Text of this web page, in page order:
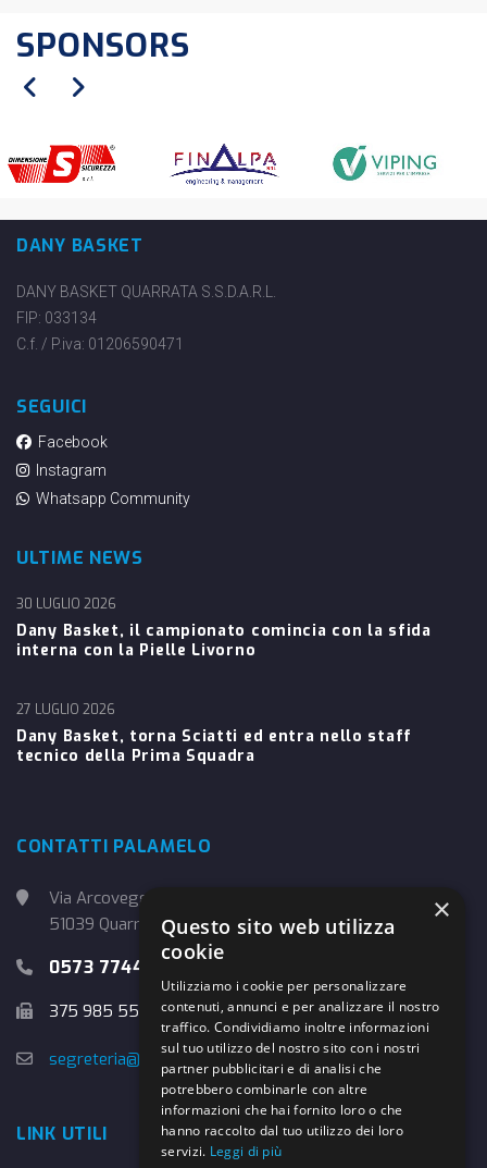
SPONSORS
DANY BASKET
DANY BASKET QUARRATA S.S.D.A.R.L.
FIP: 033134
C.f. / P.iva: 01206590471
SEGUICI
Facebook
Instagram
Whatsapp Community
ULTIME NEWS
Dany Basket, il campionato comincia con la sfida
interna con la Pielle Livorno
30 LUGLIO 2026
Dany Basket, torna Sciatti ed entra nello staff
tecnico della Prima Squadra
27 LUGLIO 2026
CONTATTI PALAMELO
Via Arcoveggio, 4
51039 Quarrata (PT)
0573 774457
375 985 5526
segreteria@danybasket.it
LINK UTILI
×
Questo sito web utilizza
cookie
Utilizziamo i cookie per personalizzare
contenuti, annunci e per analizzare il nostro
traffico. Condividiamo inoltre informazioni
sul tuo utilizzo del nostro sito con i nostri
partner pubblicitari e di analisi che
potrebbero combinarle con altre
informazioni che hai fornito loro o che
hanno raccolto dal tuo utilizzo dei loro
servizi. Leggi di più